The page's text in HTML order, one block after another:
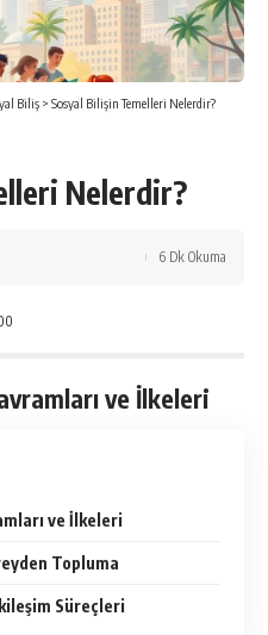
Biliş > Sosyal Bilişin Temelleri Nelerdir?
Nelerdir?
6 Dk Okuma
ve İlkeleri
ve İlkeleri
Topluma
Süreçleri